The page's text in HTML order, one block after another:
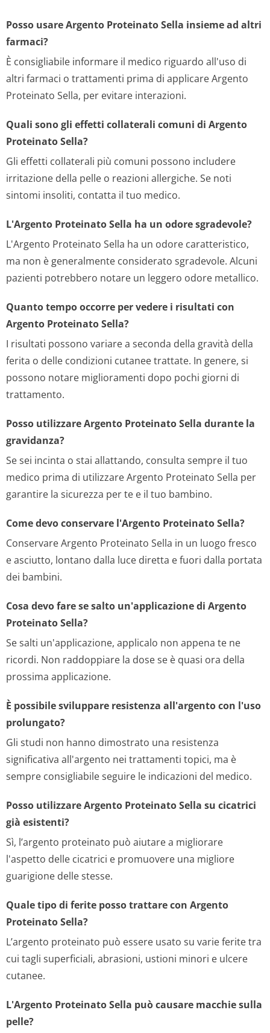
Posso usare Argento Proteinato Sella insieme ad altri
farmaci?
È consigliabile informare il medico riguardo all'uso di
altri farmaci o trattamenti prima di applicare Argento
Proteinato Sella, per evitare interazioni.
Quali sono gli effetti collaterali comuni di Argento
Proteinato Sella?
Gli effetti collaterali più comuni possono includere
irritazione della pelle o reazioni allergiche. Se noti
sintomi insoliti, contatta il tuo medico.
L'Argento Proteinato Sella ha un odore sgradevole?
L'Argento Proteinato Sella ha un odore caratteristico,
ma non è generalmente considerato sgradevole. Alcuni
pazienti potrebbero notare un leggero odore metallico.
Quanto tempo occorre per vedere i risultati con
Argento Proteinato Sella?
I risultati possono variare a seconda della gravità della
ferita o delle condizioni cutanee trattate. In genere, si
possono notare miglioramenti dopo pochi giorni di
trattamento.
Posso utilizzare Argento Proteinato Sella durante la
gravidanza?
Se sei incinta o stai allattando, consulta sempre il tuo
medico prima di utilizzare Argento Proteinato Sella per
garantire la sicurezza per te e il tuo bambino.
Come devo conservare l'Argento Proteinato Sella?
Conservare Argento Proteinato Sella in un luogo fresco
e asciutto, lontano dalla luce diretta e fuori dalla portata
dei bambini.
Cosa devo fare se salto un'applicazione di Argento
Proteinato Sella?
Se salti un'applicazione, applicalo non appena te ne
ricordi. Non raddoppiare la dose se è quasi ora della
prossima applicazione.
È possibile sviluppare resistenza all'argento con l'uso
prolungato?
Gli studi non hanno dimostrato una resistenza
significativa all'argento nei trattamenti topici, ma è
sempre consigliabile seguire le indicazioni del medico.
Posso utilizzare Argento Proteinato Sella su cicatrici
già esistenti?
Sì, l’argento proteinato può aiutare a migliorare
l'aspetto delle cicatrici e promuovere una migliore
guarigione delle stesse.
Quale tipo di ferite posso trattare con Argento
Proteinato Sella?
L’argento proteinato può essere usato su varie ferite tra
cui tagli superficiali, abrasioni, ustioni minori e ulcere
cutanee.
L'Argento Proteinato Sella può causare macchie sulla
pelle?